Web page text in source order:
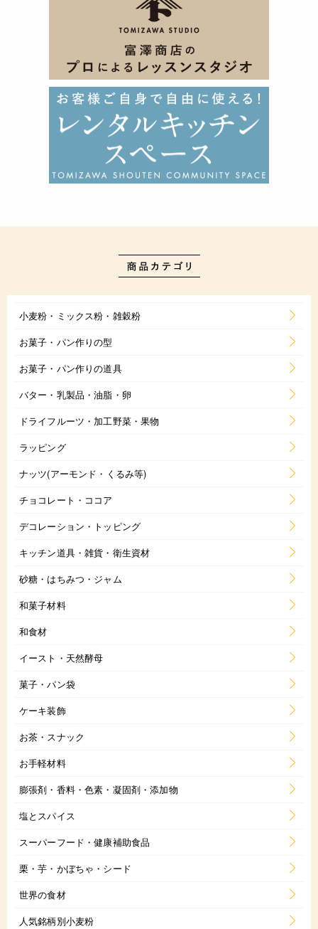
小麦粉・ミックス粉・雑穀粉
お菓子・パン作りの型
お菓子・パン作りの道具
バター・乳製品・油脂・卵
ドライフルーツ・加工野菜・果物
ラッピング
ナッツ(アーモンド・くるみ等)
チョコレート・ココア
デコレーション・トッピング
キッチン道具・雑貨・衛生資材
砂糖・はちみつ・ジャム
和菓子材料
和食材
イースト・天然酵母
菓子・パン袋
ケーキ装飾
お茶・スナック
お手軽材料
膨張剤・香料・色素・凝固剤・添加物
塩とスパイス
スーパーフード・健康補助食品
栗・芋・かぼちゃ・シード
世界の食材
人気銘柄別小麦粉